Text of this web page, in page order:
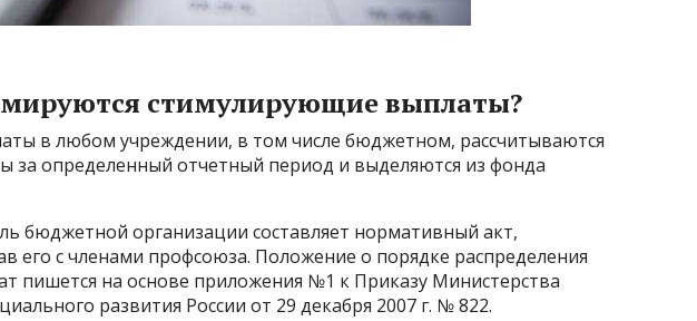
стимулирующие выплаты?
в любом учреждении, в том числе бюджетном, рассчитываются
за определенный отчетный период и выделяются из фонда
бюджетной организации составляет нормативный акт,
его с членами профсоюза. Положение о порядке распределения
пишется на основе приложения №1 к Приказу Министерства
развития России от 29 декабря 2007 г. № 822.